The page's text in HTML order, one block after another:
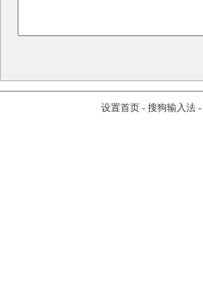
设置首页- 搜狗输入法-